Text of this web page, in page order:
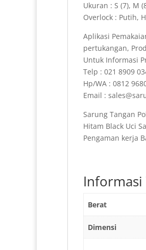
Ukuran : S (7), M
Overlock : Putih,
Aplikasi
pertukangan,
Untuk Informasi
Telp : 021 8909
Hp/WA : 0812
Email :
Sarung Tangan
Hitam Black Uci
Pengaman kerja
Informasi
Berat
Dimensi